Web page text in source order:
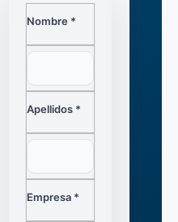
Nombre *
Apellidos *
Empresa *